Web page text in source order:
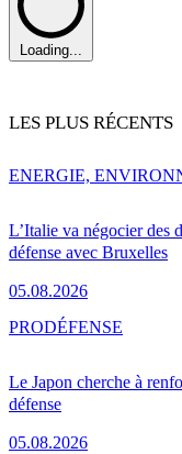
Loading...
LES PLUS RÉCENTS
L’Italie va négocier des
défense avec Bruxelles
05.08.2026
ENERGIE,
Le Japon cherche à
défense
05.08.2026
PRODÉFENSE